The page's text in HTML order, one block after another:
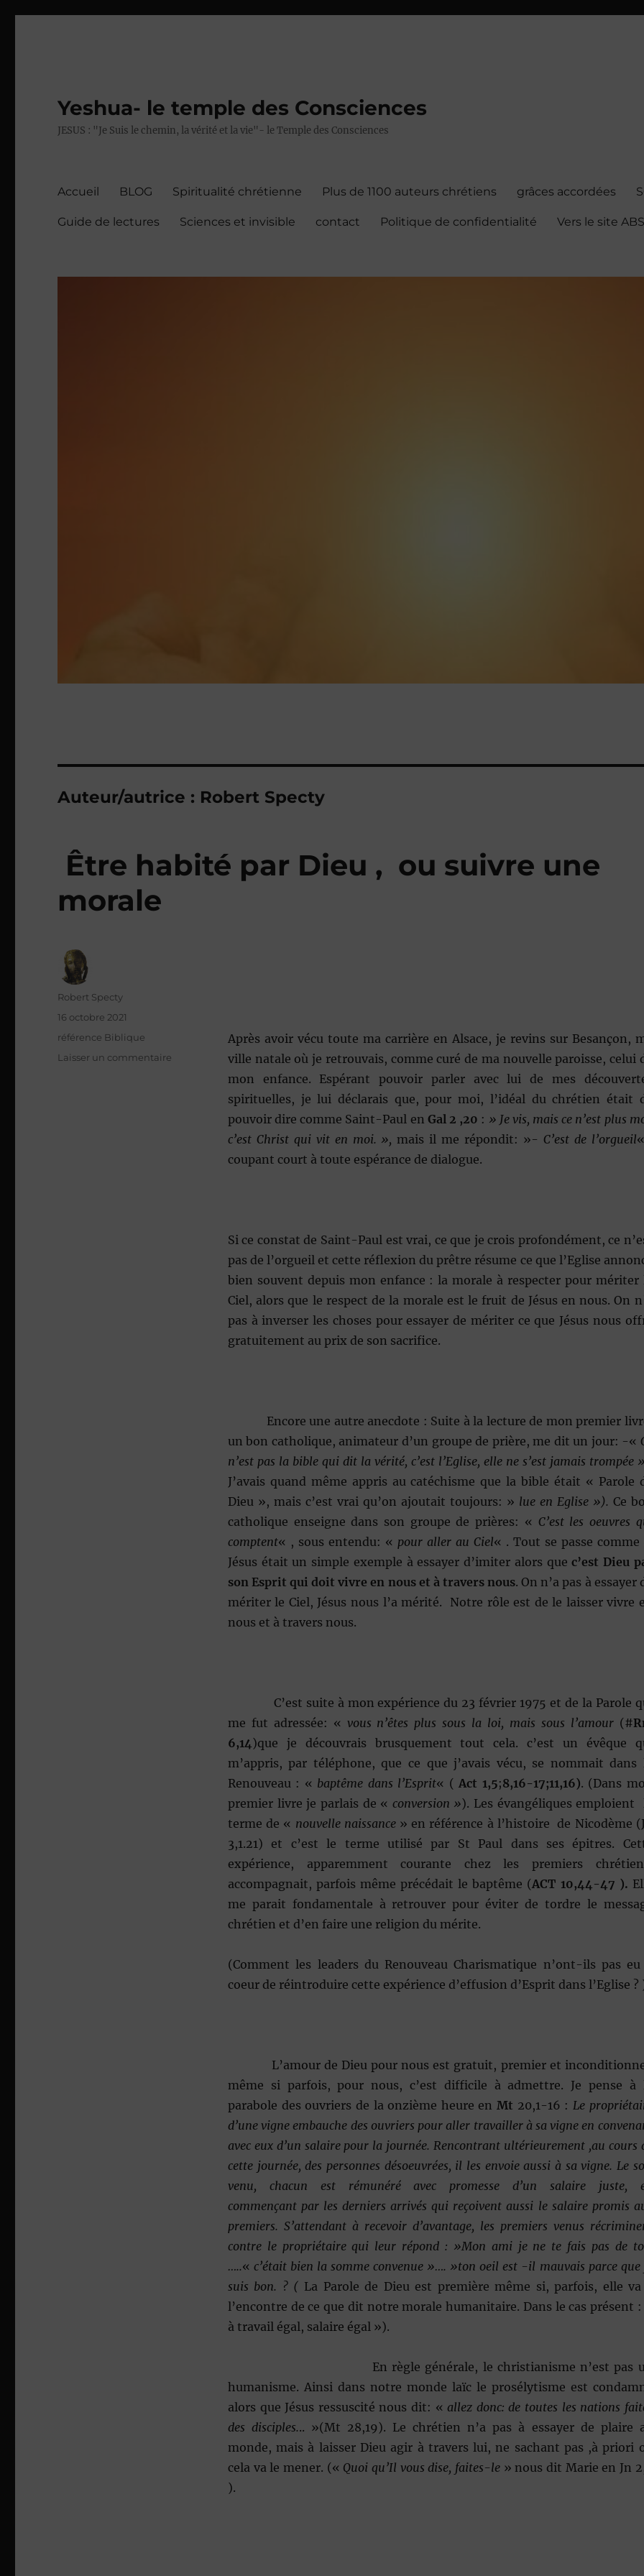
Yeshua- le temple des Consciences
JESUS : "Je Suis le chemin, la vérité et la vie"- le Temple des Consciences
Accueil BLOG Spiritualité chrétienne Plus de 1100 auteurs chrétiens grâces accordées
Guide de lectures Sciences et invisible contact Politique de confidentialité Vers le site
Auteur/autrice : Robert Specty
Être habité par Dieu , ou suivre une
morale
Après avoir vécu toute ma carrière en Alsace, je revins sur Besançon,
ville natale où je retrouvais, comme curé de ma nouvelle paroisse, celui
mon enfance. Espérant pouvoir parler avec lui de mes
spirituelles, je lui déclarais que, pour moi, l’idéal du chrétien était
pouvoir dire comme Saint-Paul en Gal 2 ,20 : » Je vis, mais ce n’est plus
c’est Christ qui vit en moi. »,mais il me répondit: »- C’est de l’orgueil
coupant court à toute espérance de dialogue.
Si ce constat de Saint-Paul est vrai, ce que je crois profondément, ce
pas de l’orgueil et cette réflexion du prêtre résume ce que l’Eglise
bien souvent depuis mon enfance : la morale à respecter pour mériter
Ciel, alors que le respect de la morale est le fruit de Jésus en nous. On
pas à inverser les choses pour essayer de mériter ce que Jésus nous
gratuitement au prix de son sacrifice.
Encore une autre anecdote : Suite à la lecture de mon premier
un bon catholique, animateur d’un groupe de prière, me dit un jour: -«
n’est pas la bible qui dit la vérité, c’est l’Eglise, elle ne s’est jamais trompée
J’avais quand même appris au catéchisme que la bible était « Parole
Dieu », mais c’est vrai qu’on ajoutait toujours: » lue en Eglise »). Ce
catholique enseigne dans son groupe de prières: « C’est les oeuvres
comptent« , sous entendu: « pour aller au Ciel« . Tout se passe comme
Jésus était un simple exemple à essayer d’imiter alors quec’est Dieu
son Esprit qui doit vivre en nous et à travers nous. On n’a pas à essayer
mériter le Ciel, Jésus nous l’a mérité. Notre rôle est de le laisser vivre
nous et à travers nous.
C’est suite à mon expérience du 23 février 1975 et de la Parole
me fut adressée: « vous n’êtes plus sous la loi, mais sous l’amour (#
6,14)que je découvrais brusquement tout cela. c’est un évêque
m’appris, par téléphone, que ce que j’avais vécu, se nommait dans
Renouveau : « baptême dans l’Esprit« (Act 1,5;8,16-17;11,16). (Dans
premier livre je parlais de « conversion »). Les évangéliques emploient
terme de « nouvelle naissance» en référence à l’histoire de Nicodème
3,1.21) et c’est le terme utilisé par St Paul dans ses épitres.
expérience, apparemment courante chez les premiers
accompagnait, parfois même précédait le baptême (ACT 10,44-47 ).
me parait fondamentale à retrouver pour éviter de tordre le
chrétien et d’en faire une religion du mérite.
(Comment les leaders du Renouveau Charismatique n’ont-ils pas
coeur de réintroduire cette expérience d’effusion d’Esprit dans l’Eglise ?
L’amour de Dieu pour nous est gratuit, premier et
même si parfois, pour nous, c’est difficile à admettre. Je pense à
parabole des ouvriers de la onzième heure enMt 20,1-16 :Le
d’une vigne embauche des ouvriers pour aller travailler à sa vigne en
avec eux d’un salaire pour la journée. Rencontrant ultérieurement ,au cours
cette journée, des personnes désoeuvrées, il les envoie aussi à sa vigne. Le
venu, chacun est rémunéré avec promesse d’un salaire juste,
commençant par les derniers arrivés qui reçoivent aussi le salaire promis
premiers. S’attendant à recevoir d’avantage, les premiers venus
contre le propriétaire qui leur répond : »Mon ami je ne te fais pas de
…..« c’était bien la somme convenue »…. »ton oeil est -il mauvais parce que
suis bon. ? ( La Parole de Dieu est première même si, parfois, elle
l’encontre de ce que dit notre morale humanitaire. Dans le cas présent
à travail égal, salaire égal »).
En règle générale, le christianisme n’est pas
humanisme. Ainsi dans notre monde laïc le prosélytisme est
alors que Jésus ressuscité nous dit: «allez donc: de toutes les nations
des disciples... »(Mt 28,19). Le chrétien n’a pas à essayer de plaire
monde, mais à laisser Dieu agir à travers lui, ne sachant pas ,à priori
cela va le mener. (« Quoi qu’Il vous dise, faites-le » nous dit Marie en Jn
).
Auteur
Robert Specty
Publié
16 octobre 2021
Catégories
référence Biblique
Laisser un commentaire